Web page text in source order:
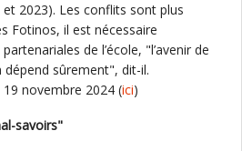
2023). Les conflits sont plus
Fotinos, il est nécessaire
de l’école, "l’avenir de
sûrement", dit-il.
novembre 2024 (ici)
savoirs"